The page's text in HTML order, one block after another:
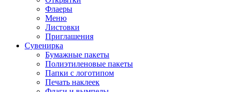
Флаеры
Меню
Листовки
Приглашения
Сувенирка
Бумажные пакеты
Полиэтиленовые пакеты
Папки с логотипом
Печать наклеек